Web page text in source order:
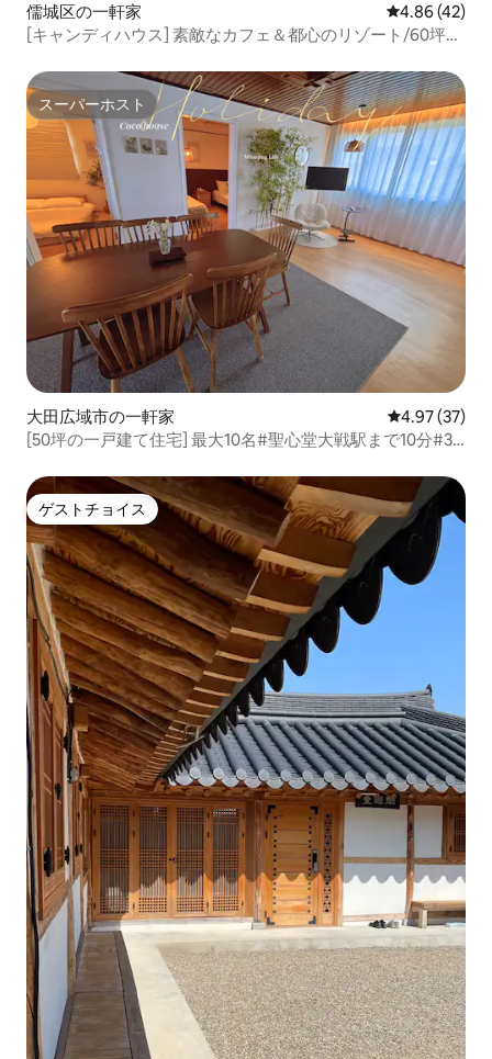
儒城区の一軒家 レビュー42
4.86 (42)
[キャンディハウス] 素敵なカフェ＆都心のリゾート/60坪の
スーパーホスト
スーパーホスト
大田広域市の一軒家 レビュー37
4.97 (37)
[50坪の一戸建て住宅] 最大10名#聖心堂大戦駅まで10分#3
設#ココハウス
ゲストチョイス
ゲストチョイス